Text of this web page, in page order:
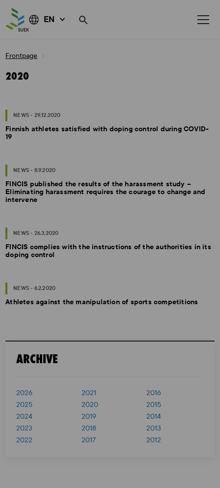
EN
Frontpage
2020
NEWS - 29.12.2020
Finnish athletes satisfied with doping control during COVID-
19
NEWS - 8.9.2020
FINCIS published the results of the harassment study –
Eliminating harassment requires the courage to change and
intervene
NEWS - 26.3.2020
FINCIS complies with the instructions of the authorities in its
doping control
NEWS - 6.2.2020
Athletes against the manipulation of sports competitions
ARCHIVE
2026
2025
2024
2023
2022
2021
2020
2019
2018
2017
2016
2015
2014
2013
2012